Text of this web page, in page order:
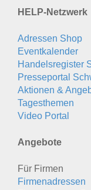
HELP-Netzwerk
Adressen Shop
Eventkalender
Handelsregister
Presseportal
Aktionen &
Tagesthemen
Video Portal
Angebote
Für Firmen
Firmenadressen